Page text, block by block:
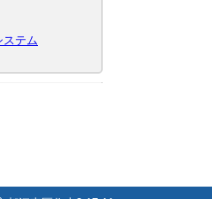
ステム